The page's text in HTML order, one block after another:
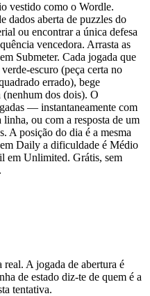
vestido como o Wordle.
dados aberta de puzzles do
ou encontrar a única defesa
vencedora. Arrasta as
Submeter. Cada jogada que
escuro (peça certa no
errado), bege
(nenhum dos dois). O
— instantaneamente com
linha, ou com a resposta de um
A posição do dia é a mesma
Daily a dificuldade é Médio
em Unlimited. Grátis, sem
A jogada de abertura é
de estado diz-te de quem é a
tentativa.